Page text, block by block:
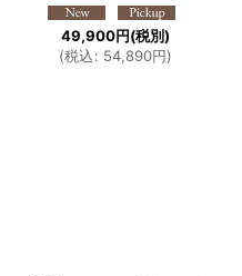
49,900円(税別)
(税込: 54,890円)